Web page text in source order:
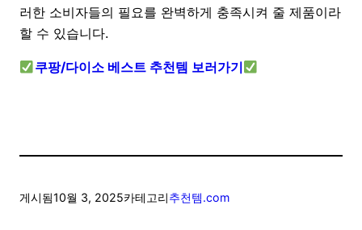
러한 소비자들의 필요를 완벽하게 충족시켜 줄 제품이라
할 수 있습니다.
쿠팡/다이소 베스트 추천템 보러가기
게시됨10월 3, 2025카테고리추천템.com